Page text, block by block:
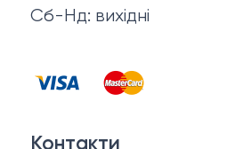
Сб-Нд: вихідні
Чоловіча косметика
Косметика для
Відгуки
Договір оферти
Політика
Контакти